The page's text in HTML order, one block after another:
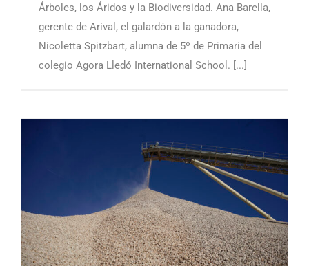
Árboles, los Áridos y la Biodiversidad. Ana Barella,
gerente de Arival, el galardón a la ganadora,
Nicoletta Spitzbart, alumna de 5º de Primaria del
colegio Agora Lledó International School. [...]